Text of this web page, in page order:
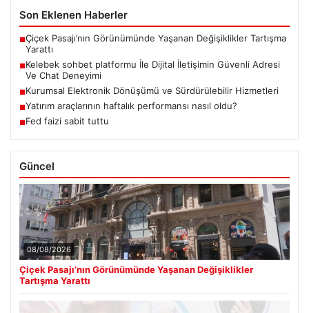
Son Eklenen Haberler
■Çiçek Pasajı’nın Görünümünde Yaşanan Değişiklikler Tartışma
Yarattı
■Kelebek sohbet platformu İle Dijital İletişimin Güvenli Adresi
Ve Chat Deneyimi
■Kurumsal Elektronik Dönüşümü ve Sürdürülebilir Hizmetleri
■Yatırım araçlarının haftalık performansı nasıl oldu?
■Fed faizi sabit tuttu
Güncel
08/08/2026
Çiçek Pasajı’nın Görünümünde Yaşanan Değişiklikler
Tartışma Yarattı